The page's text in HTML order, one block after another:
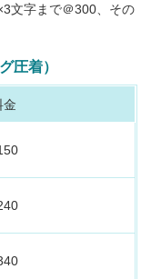
文字まで＠300、その
圧着）
金